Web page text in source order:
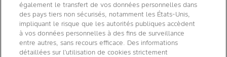
Agro Bayer
France
également le transfert de vos données personnelles dans
des pays tiers non sécurisés, notamment les États-Unis,
impliquant le risque que les autorités publiques accèdent
à vos données personnelles à des fins de surveillance
entre autres, sans recours efficace. Des informations
détaillées sur l’utilisation de cookies strictement